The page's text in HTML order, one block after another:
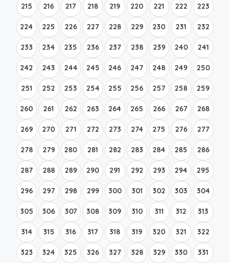
215 216 217 218 219 220 221 222 223
224 225 226 227 228 229 230 231 232
233 234 235 236 237 238 239 240 241
242 243 244 245 246 247 248 249 250
251 252 253 254 255 256 257 258 259
260 261 262 263 264 265 266 267 268
269 270 271 272 273 274 275 276 277
278 279 280 281 282 283 284 285 286
287 288 289 290 291 292 293 294 295
296 297 298 299 300 301 302 303 304
305 306 307 308 309 310 311 312 313
314 315 316 317 318 319 320 321 322
323 324 325 326 327 328 329 330 331